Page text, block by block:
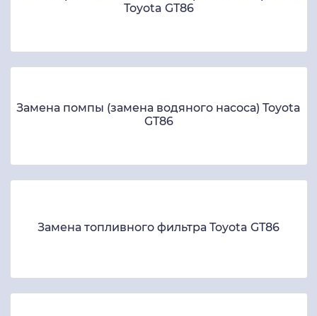
Toyota GT86
Замена помпы (замена водяного насоса) Toyota
GT86
Замена топливного фильтра Toyota GT86